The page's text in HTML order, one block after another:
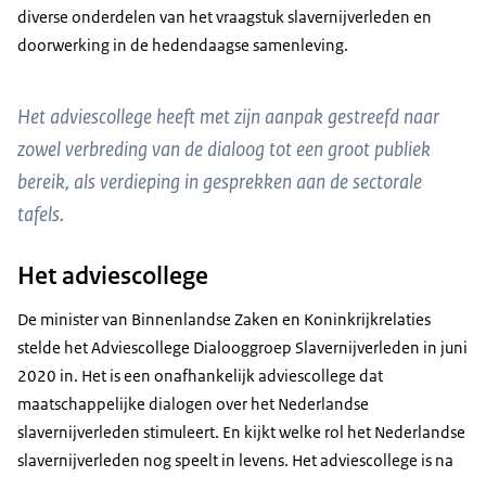
diverse onderdelen van het vraagstuk slavernijverleden en
doorwerking in de hedendaagse samenleving.
Het adviescollege heeft met zijn aanpak gestreefd naar
zowel verbreding van de dialoog tot een groot publiek
bereik, als verdieping in gesprekken aan de sectorale
tafels.
Het adviescollege
De minister van Binnenlandse Zaken en Koninkrijkrelaties
stelde het Adviescollege Dialooggroep Slavernijverleden in juni
2020 in. Het is een onafhankelijk adviescollege dat
maatschappelijke dialogen over het Nederlandse
slavernijverleden stimuleert. En kijkt welke rol het Nederlandse
slavernijverleden nog speelt in levens. Het adviescollege is na